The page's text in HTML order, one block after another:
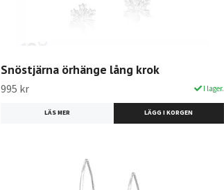
Snöstjärna örhänge lång krok
995 kr I lager.
LÄS MER